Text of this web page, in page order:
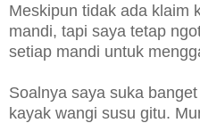
Meskipun tidak ada klaim
mandi, tapi saya tetap
setiap mandi untuk
Soalnya saya suka
kayak wangi susu gitu.